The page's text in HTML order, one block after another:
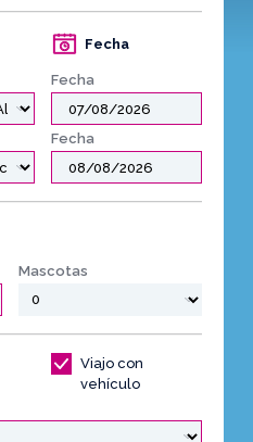
Fecha
Fecha
Fecha
Mascotas
Viajo con
vehículo